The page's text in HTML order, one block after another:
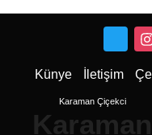
Künye İletişim
Karaman Çiçekci
Karaman